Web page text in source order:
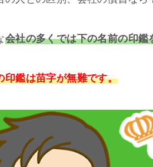
会社の多くでは下の名前の印
印鑑は苗字が無難です。